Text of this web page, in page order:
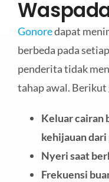
Gonoredapat
berbeda pada
penderita tidak
tahap awal. Berikut
Keluar cairan
kehijauan
Nyeri saat
Frekuensi